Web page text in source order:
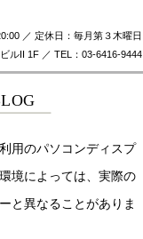
／ 定休日：毎月第３木曜日
ルII 1F ／ TEL：03-6416-9444
用のパソコンディスプ
境によっては、実際の
と異なることがありま